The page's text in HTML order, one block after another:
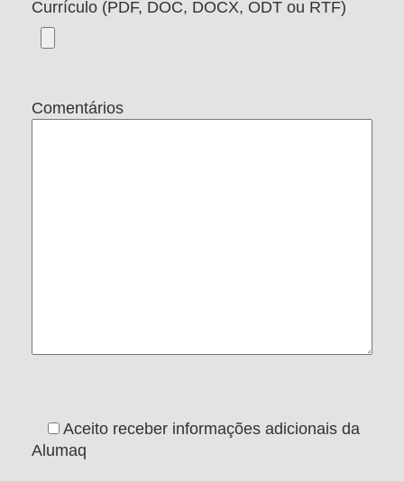
Currículo (PDF, DOC, DOCX, ODT ou RTF)
Comentários
Aceito receber informações adicionais da
Alumaq